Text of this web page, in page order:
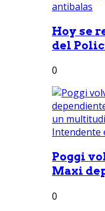
Hoy se
del
0
Poggi
Maxi
0